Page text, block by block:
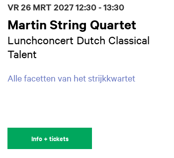
Martin String Quartet
Lunchconcert Dutch Classical
Talent
Alle facetten van het strijkkwartet
VR 26 MRT 202712:30 - 13:30
Info + tickets